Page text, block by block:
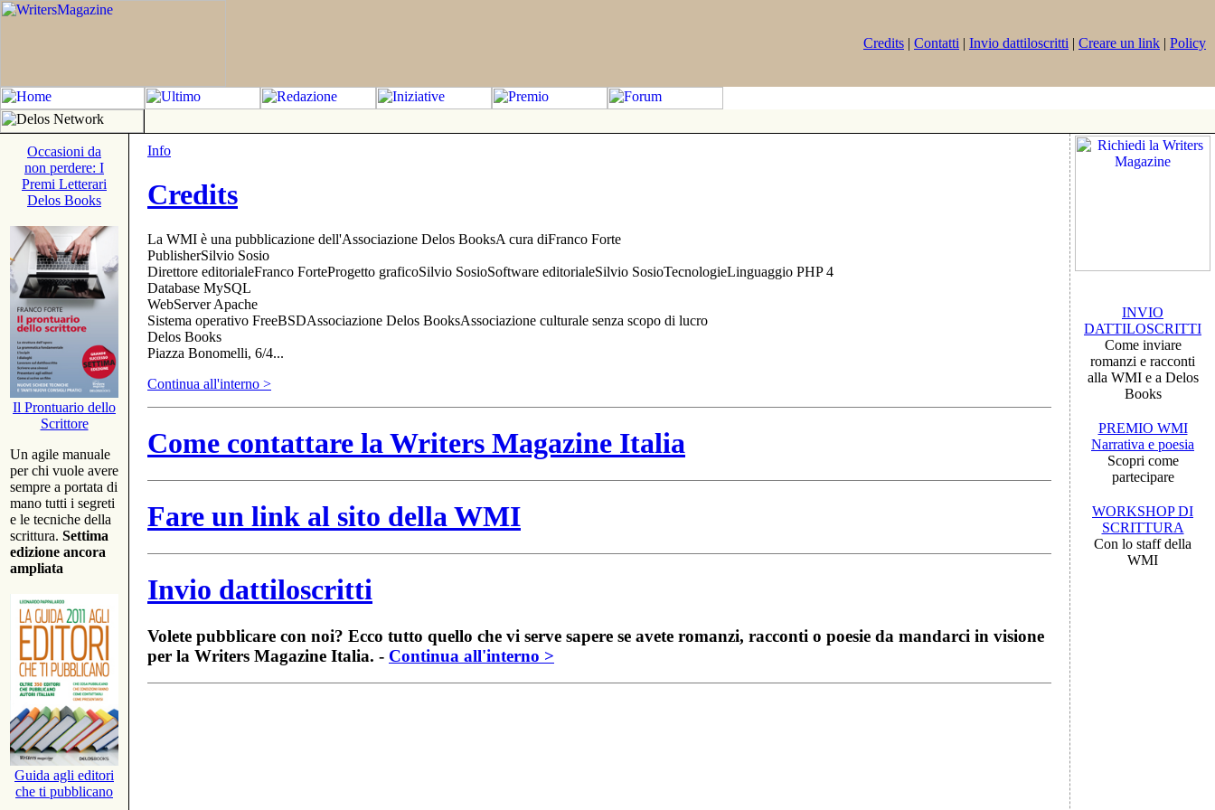
Credits | Contatti | Invio dattiloscritti | Creare un link | Policy
Occasioni da
non perdere: I
Premi Letterari
Delos Books
Il Prontuario dello
Scrittore
Un agile manuale
per chi vuole avere
sempre a portata di
mano tutti i segreti
e le tecniche della
scrittura. Settima
edizione ancora
ampliata
Guida agli editori
che ti pubblicano
Info
Credits
La WMI è una pubblicazione dell'Associazione Delos BooksA cura diFranco Forte
PublisherSilvio Sosio
Direttore editorialeFranco ForteProgetto graficoSilvio SosioSoftware editorialeSilvio SosioTecnologieLinguaggio PHP 4
Database MySQL
WebServer Apache
Sistema operativo FreeBSDAssociazione Delos BooksAssociazione culturale senza scopo di lucro
Delos Books
Piazza Bonomelli, 6/4...
Continua all'interno >
Come contattare la Writers Magazine Italia
Fare un link al sito della WMI
Invio dattiloscritti
Volete pubblicare con noi? Ecco tutto quello che vi serve sapere se avete romanzi, racconti o poesie da mandarci in visione
per la Writers Magazine Italia. - Continua all'interno >
INVIO
DATTILOSCRITTI
Come inviare
romanzi e racconti
alla WMI e a Delos
Books
PREMIO WMI
Narrativa e poesia
Scopri come
partecipare
WORKSHOP DI
SCRITTURA
Con lo staff della
WMI